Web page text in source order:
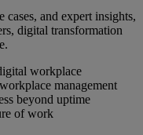
and expert insights,
digital transformation
workplace
management
beyond uptime
of work